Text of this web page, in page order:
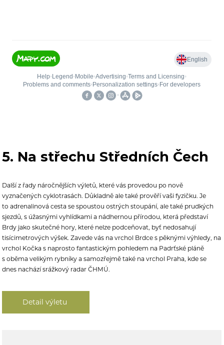
5. Na střechu Středních Čech
Další z řady náročnějších výletů, které vás provedou po nově
vyznačených cyklotrasách. Důkladně ale také prověří vaši fyzičku. Je
to adrenalinová cesta se spoustou ostrých stoupání, ale také prudkých
sjezdů, s úžasnými vyhlídkami a nádhernou přírodou, která představí
Brdy jako skutečné hory, které nelze podceňovat, byť nedosahují
tisícimetrových výšek. Zavede vás na vrchol Brdce s pěknými výhledy, na
vrchol Kočka s naprosto fantastickým pohledem na Padrťské pláně
s oběma velikým rybníky a samozřejmě také na vrchol Praha, kde se
dnes nachází srážkový radar ČHMÚ.
Detail výletu